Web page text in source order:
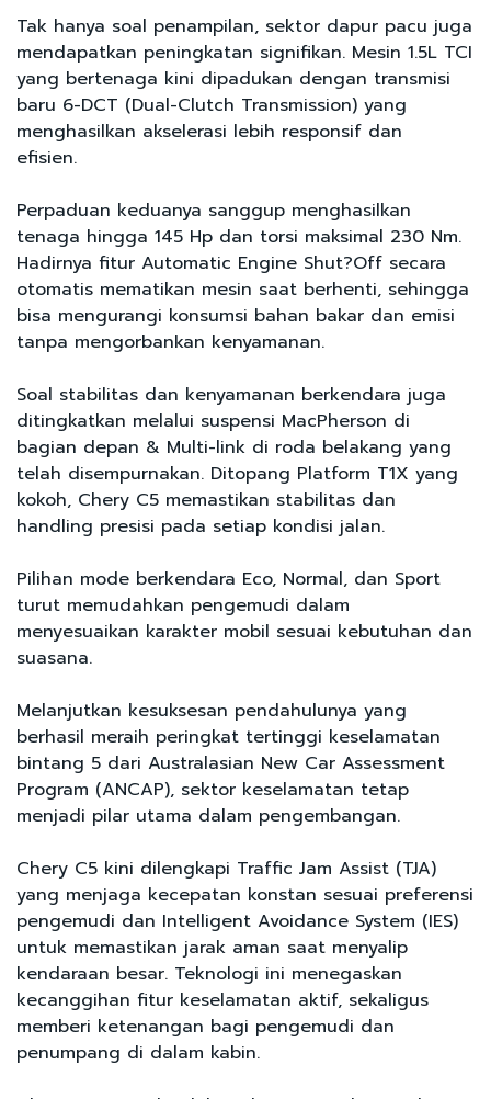
Tak hanya soal penampilan, sektor dapur pacu juga
mendapatkan peningkatan signifikan. Mesin 1.5L TCI
yang bertenaga kini dipadukan dengan transmisi
baru 6-DCT (Dual-Clutch Transmission) yang
menghasilkan akselerasi lebih responsif dan
efisien.
Perpaduan keduanya sanggup menghasilkan
tenaga hingga 145 Hp dan torsi maksimal 230 Nm.
Hadirnya fitur Automatic Engine Shut?Off secara
otomatis mematikan mesin saat berhenti, sehingga
bisa mengurangi konsumsi bahan bakar dan emisi
tanpa mengorbankan kenyamanan.
Soal stabilitas dan kenyamanan berkendara juga
ditingkatkan melalui suspensi MacPherson di
bagian depan & Multi-link di roda belakang yang
telah disempurnakan. Ditopang Platform T1X yang
kokoh, Chery C5 memastikan stabilitas dan
handling presisi pada setiap kondisi jalan.
Pilihan mode berkendara Eco, Normal, dan Sport
turut memudahkan pengemudi dalam
menyesuaikan karakter mobil sesuai kebutuhan dan
suasana.
Melanjutkan kesuksesan pendahulunya yang
berhasil meraih peringkat tertinggi keselamatan
bintang 5 dari Australasian New Car Assessment
Program (ANCAP), sektor keselamatan tetap
menjadi pilar utama dalam pengembangan.
Chery C5 kini dilengkapi Traffic Jam Assist (TJA)
yang menjaga kecepatan konstan sesuai preferensi
pengemudi dan Intelligent Avoidance System (IES)
untuk memastikan jarak aman saat menyalip
kendaraan besar. Teknologi ini menegaskan
kecanggihan fitur keselamatan aktif, sekaligus
memberi ketenangan bagi pengemudi dan
penumpang di dalam kabin.